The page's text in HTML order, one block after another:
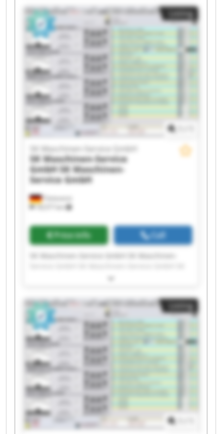
Maschinen-Service GmbH SK Maschinen-Service
GmbH SK Maschinen-Service GmbH SK
Maschinen-Service GmbH SK Maschinen-Service
GmbH SK Maschinen-Service GmbH SK
Maschinen-Service GmbH SK Maschinen-Service
GmbH SK Maschinen-Service GmbH SK
Maschinen-Service GmbH SK Maschinen-Service
GmbH SK Maschinen-Service GmbH SK
Maschinen-Service GmbH SK Maschinen-Service
GmbH
Listing
Tönisvorst
18,577 km
SK Maschinen-Service GmbH
SK Maschinen-Service
GmbH SK Maschinen-
Service GmbH
Price info Call
Maschinen-Service GmbH SK Maschinen-Service
Maschinen-Service GmbH SK Maschinen-Service
GmbH SK Maschinen-Service GmbH SK
Maschinen-Service GmbH SK Maschinen-Service
GmbH SK Maschinen-Service GmbH SK
Maschinen-Service GmbH SK Maschinen-Service
GmbH SK Maschinen-Service GmbH SK
Maschinen-Service GmbH SK Maschinen-Service
GmbH SK Maschinen-Service GmbH SK
Maschinen-Service GmbH SK Maschinen-Service
GmbH
Listing